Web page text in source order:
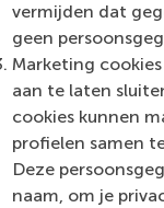
vermijden dat
geen
Marketing
aan te laten
cookies kunnen
profielen samen
Deze
naam, om je
(ECE)
Department